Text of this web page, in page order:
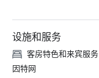
设施和服务
客房特色和来宾服务
因特网